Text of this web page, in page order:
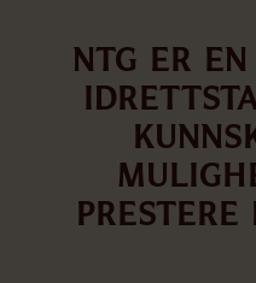
NTG er
prestere